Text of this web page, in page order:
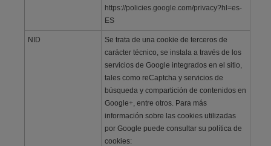
https://policies.google.com/privacy?hl=es-
ES
NID
Se trata de una cookie de terceros de
carácter técnico, se instala a través de los
servicios de Google integrados en el sitio,
tales como reCaptcha y servicios de
búsqueda y compartición de contenidos en
Google+, entre otros. Para más
información sobre las cookies utilizadas
por Google puede consultar su política de
cookies: